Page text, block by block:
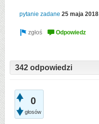
pytanie zadane 25 maja 2018
342 odpowiedzi
0
głosów